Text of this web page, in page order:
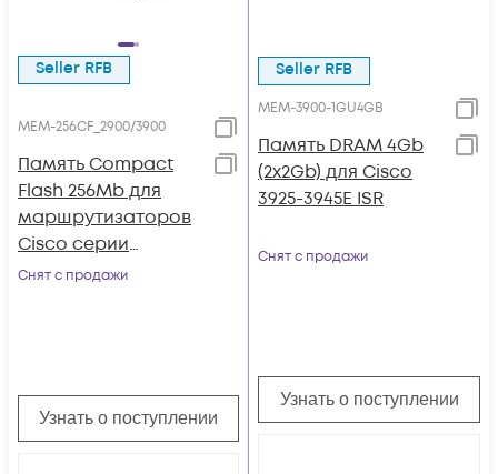
Seller RFB
MEM-256CF_2900/3900
Память Compact
Flash 256Mb для
маршрутизаторов
Cisco серии
ISR2900/3900
Снят с продажи
Узнать о поступлении
Seller RFB
MEM-3900-1GU4GB
Память DRAM 4Gb
(2x2Gb) для Cisco
3925-3945E ISR
Снят с продажи
Узнать о поступлении